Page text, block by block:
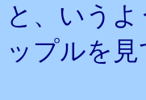
と、いう
ップルを見